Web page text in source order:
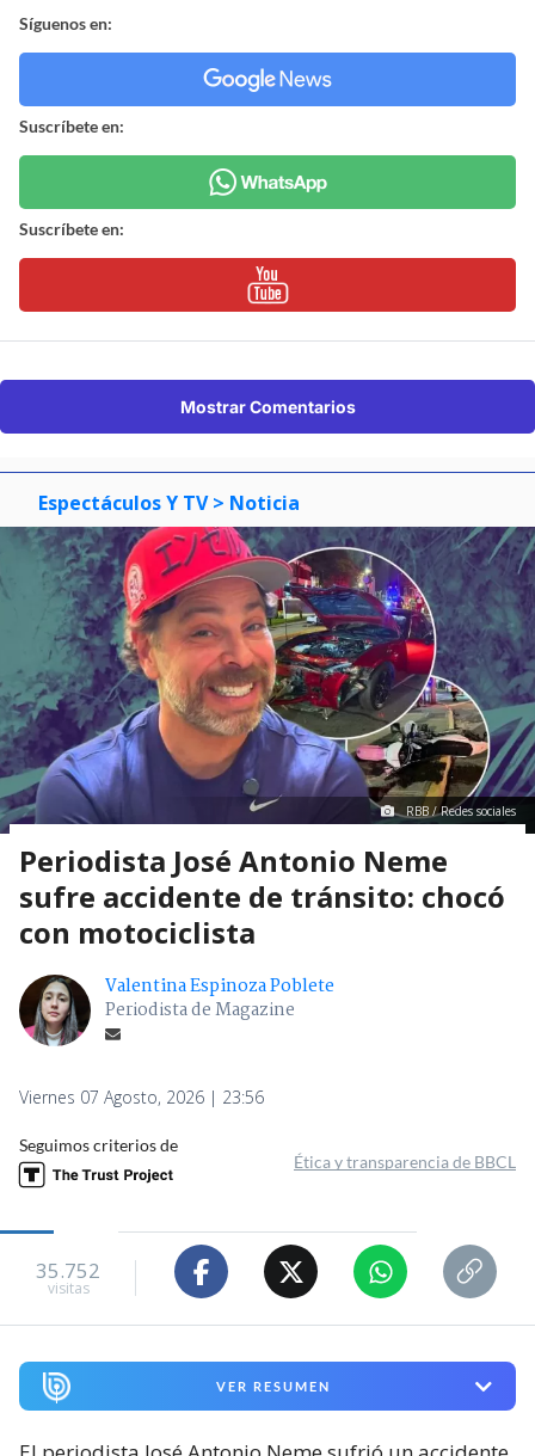
Síguenos en:
Suscríbete en:
Suscríbete en:
Mostrar Comentarios
Espectáculos Y TV > Noticia
RBB / Redes sociales
Periodista José Antonio Neme
sufre accidente de tránsito: chocó
con motociclista
Valentina Espinoza Poblete
Periodista de Magazine
Viernes 07 Agosto, 2026 | 23:56
Seguimos criterios de
Ética y transparencia de BBCL
35.752
visitas
VER RESUMEN